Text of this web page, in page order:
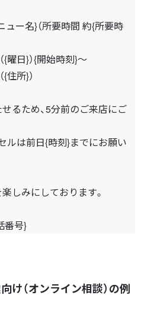
ュー名}（所要時間 約{所要時
{曜日}）{開始時刻}〜
住所}）
るため、5分前のご来店にご
ルは前日{時刻}までにお願い
しみにしております。
番号}
け（オンライン相談）の例